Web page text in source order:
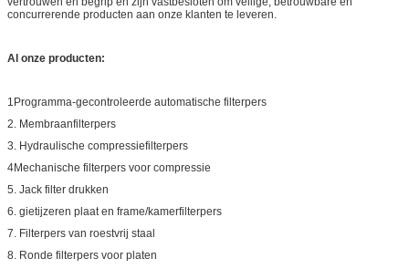
concurrerende producten aan onze klanten te leveren.
Al onze producten:
1Programma-gecontroleerde automatische filterpers
2. Membraanfilterpers
3. Hydraulische compressiefilterpers
4Mechanische filterpers voor compressie
5. Jack filter drukken
6. gietijzeren plaat en frame/kamerfilterpers
7. Filterpers van roestvrij staal
8. Ronde filterpers voor platen